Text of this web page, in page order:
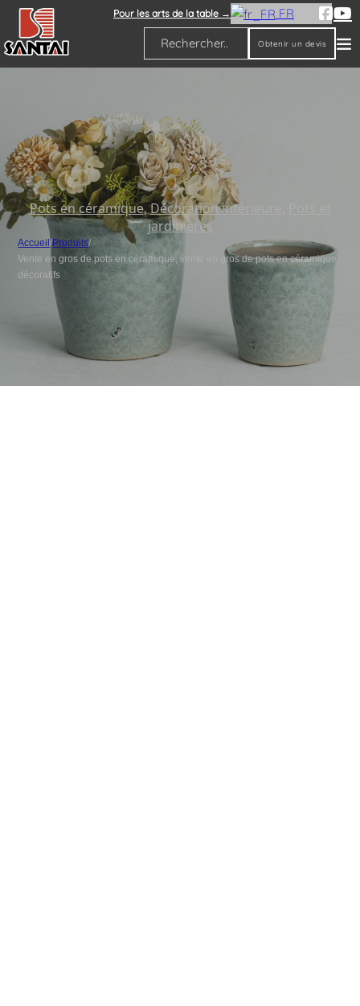
Pour les arts de la table → FR
Rechercher
Obtenir un devis
Pots en céramique,Décoration intérieure
jardinières
Accueil/Produits/
Vente en gros de pots en céramique, vente en gros de pots en céramique
décoratifs